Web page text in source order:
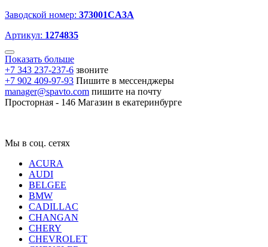
Заводской номер: 373001CA3A
Артикул: 1274835
Показать больше
+7 343 237-237-6 звоните
+7 902 409-97-93 Пишите в мессенджеры
manager@spavto.com пишите на почту
Просторная - 146 Магазин в екатеринбурге
Мы в соц. сетях
ACURA
AUDI
BELGEE
BMW
CADILLAC
CHANGAN
CHERY
CHEVROLET